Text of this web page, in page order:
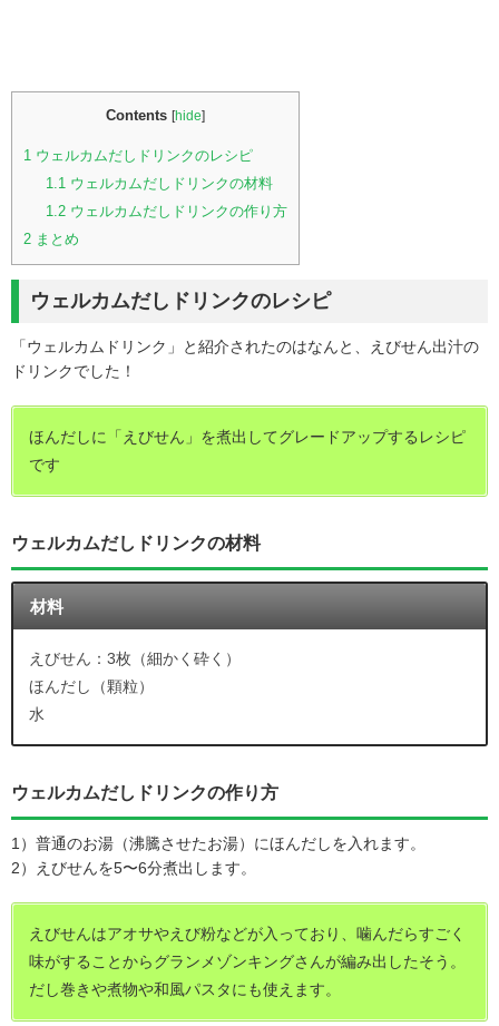
Contents [hide]
1 ウェルカムだしドリンクのレシピ
1.1ウェルカムだしドリンクの材料
1.2ウェルカムだしドリンクの作り方
2 まとめ
ウェルカムだしドリンクのレシピ
「ウェルカムドリンク」と紹介されたのはなんと、えびせん出汁の
ドリンクでした！
ほんだしに「えびせん」を煮出してグレードアップするレシピ
です
ウェルカムだしドリンクの材料
材料
えびせん：3枚（細かく砕く）
ほんだし（顆粒）
水
ウェルカムだしドリンクの作り方
1）普通のお湯（沸騰させたお湯）にほんだしを入れます。
2）えびせんを5〜6分煮出します。
えびせんはアオサやえび粉などが入っており、噛んだらすごく
味がすることからグランメゾンキングさんが編み出したそう。
だし巻きや煮物や和風パスタにも使えます。